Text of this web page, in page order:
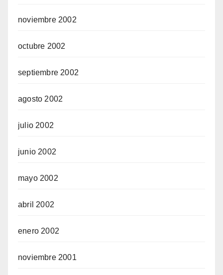
noviembre 2002
octubre 2002
septiembre 2002
agosto 2002
julio 2002
junio 2002
mayo 2002
abril 2002
enero 2002
noviembre 2001